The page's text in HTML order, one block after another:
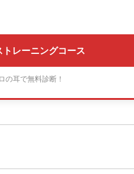
レーニングコース
耳で無料診断！